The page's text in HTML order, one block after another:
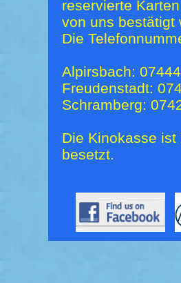
reservierte
von uns bestätigt
Die
Alpirsbach:
Freudenstadt:
Schramberg:
Die Kinokasse
besetzt.